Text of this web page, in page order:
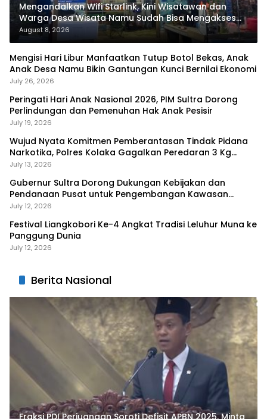
Mengandalkan Wifi Starlink, Kini Wisatawan dan
Warga Desa Wisata Namu Sudah Bisa Mengakses
Transaksi Digital
August 8, 2026
Mengisi Hari Libur Manfaatkan Tutup Botol Bekas, Anak
Anak Desa Namu Bikin Gantungan Kunci Bernilai Ekonomi
July 26, 2026
Peringati Hari Anak Nasional 2026, PIM Sultra Dorong
Perlindungan dan Pemenuhan Hak Anak Pesisir
July 19, 2026
Wujud Nyata Komitmen Pemberantasan Tindak Pidana
Narkotika, Polres Kolaka Gagalkan Peredaran 3 Kg
Sabu-Sabu
July 13, 2026
Gubernur Sultra Dorong Dukungan Kebijakan dan
Pendanaan Pusat untuk Pengembangan Kawasan
Liangkobhori
July 12, 2026
Festival Liangkobori Ke-4 Angkat Tradisi Leluhur Muna ke
Panggung Dunia
July 12, 2026
Berita Nasional
Fraksi PDI Perjuangan Soroti Defisit APBN 2025, Minta